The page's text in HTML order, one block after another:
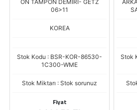
ON TAMPON DEMIRI- GETZ
06>11
KOREA
Stok Kodu : BSR-KOR-86530-
1C300-WME
Stok Miktarı : Stok sorunuz
Fiyat
Stok